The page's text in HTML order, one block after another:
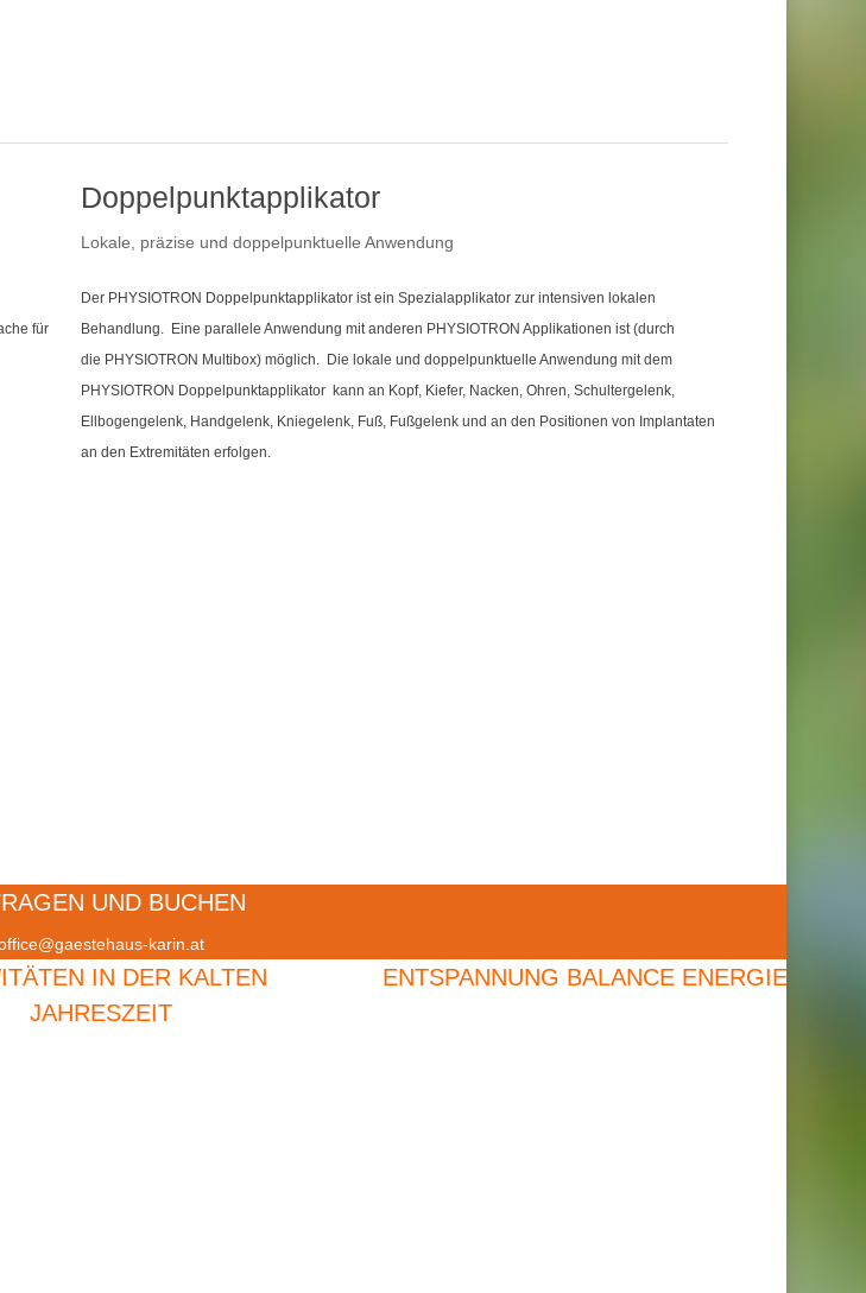
für
Doppelpunktapplikator
Lokale, präzise und doppelpunktuelle Anwendung
Der PHYSIOTRON Doppelpunktapplikator ist ein Spezialapplikator zur intensiven lokalen
Behandlung. Eine parallele Anwendung mit anderen PHYSIOTRON Applikationen ist (durch
die PHYSIOTRON Multibox) möglich. Die lokale und doppelpunktuelle Anwendung mit dem
PHYSIOTRON Doppelpunktapplikator kann an Kopf, Kiefer, Nacken, Ohren, Schultergelenk,
Ellbogengelenk, Handgelenk, Kniegelenk, Fuß, Fußgelenk und an den Positionen von Implantaten
an den Extremitäten erfolgen.
UND BUCHEN
karin.at
IN DER KALTEN
JAHRESZEIT
ENTSPANNUNG BALANCE ENERGIE